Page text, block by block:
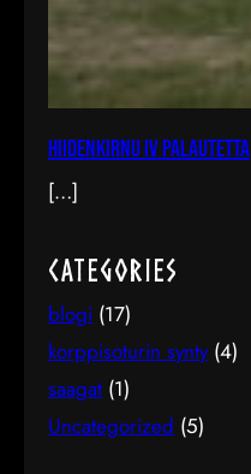
Hiidenkirnu IV palautetta
[…]
Categories
blogi (17)
korppisoturin synty(4)
saagat (1)
Uncategorized (5)